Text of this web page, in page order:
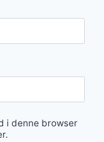
i denne browser